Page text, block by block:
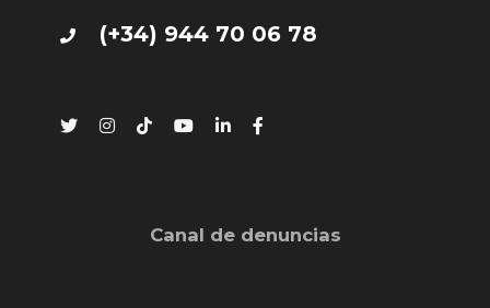
(+34) 944 70 06 78
Canal de denuncias